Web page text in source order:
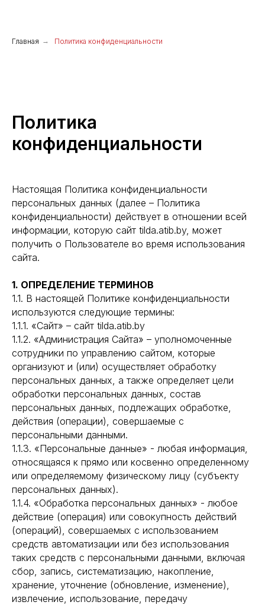
Главная → Политика конфиденциальности
Политика
конфиденциальности
Настоящая Политика конфиденциальности
персональных данных (далее – Политика
конфиденциальности) действует в отношении всей
информации, которую сайт tilda.atib.by, может
получить о Пользователе во время использования
сайта.
1. ОПРЕДЕЛЕНИЕ ТЕРМИНОВ
1.1. В настоящей Политике конфиденциальности
используются следующие термины:
1.1.1. «Сайт» – сайт tilda.atib.by
1.1.2. «Администрация Сайта» – уполномоченные
сотрудники по управлению сайтом, которые
организуют и (или) осуществляет обработку
персональных данных, а также определяет цели
обработки персональных данных, состав
персональных данных, подлежащих обработке,
действия (операции), совершаемые с
персональными данными.
1.1.3. «Персональные данные» - любая информация,
относящаяся к прямо или косвенно определенному
или определяемому физическому лицу (субъекту
персональных данных).
1.1.4. «Обработка персональных данных» - любое
действие (операция) или совокупность действий
(операций), совершаемых с использованием
средств автоматизации или без использования
таких средств с персональными данными, включая
сбор, запись, систематизацию, накопление,
хранение, уточнение (обновление, изменение),
извлечение, использование, передачу